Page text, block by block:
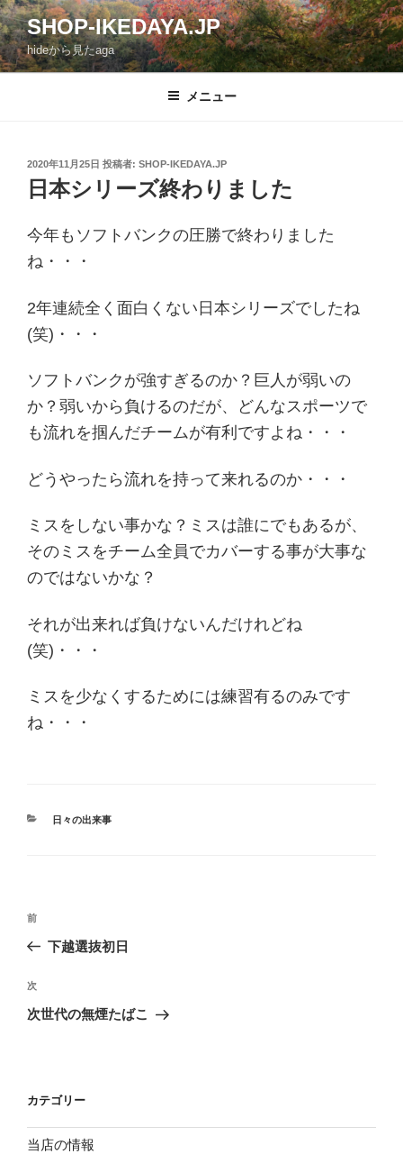
コ
ン
テ
ン
SHOP-IKEDAYA.JP
hideから見たaga
メニュー
投
稿
日:
2020年11月25日 投稿者: SHOP-IKEDAYA.JP
日本シリーズ終わりました
今年もソフトバンクの圧勝で終わりました
ね・・・
2年連続全く面白くない日本シリーズでしたね
(笑)・・・
ソフトバンクが強すぎるのか？巨人が弱いの
か？弱いから負けるのだが、どんなスポーツで
も流れを掴んだチームが有利ですよね・・・
どうやったら流れを持って来れるのか・・・
ミスをしない事かな？ミスは誰にでもあるが、
そのミスをチーム全員でカバーする事が大事な
のではないかな？
それが出来れば負けないんだけれどね
(笑)・・・
ミスを少なくするためには練習有るのみです
ね・・・
カ
日々の出来事
投
ビ
ゲ
ン
過
去
投
稿
前
下越選抜初日
次
の
次
次世代の無煙たばこ
カテゴリー
当店の情報